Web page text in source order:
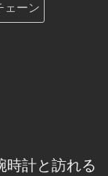
ェーン
時計と訪れる